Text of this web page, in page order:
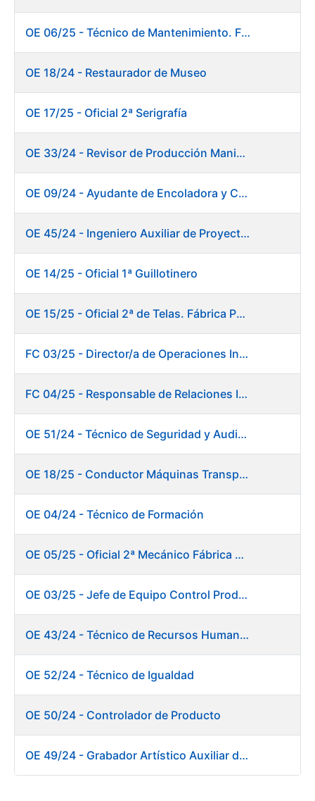
Show/Hide
Show/Hide
OE 06/25 - Técnico de Mantenimiento. Fábrica Papel
OE 18/24 - Restaurador de Museo
OE 17/25 - Oficial 2ª Serigrafía
OE 33/24 - Revisor de Producción Manipulado Timbre
OE 09/24 - Ayudante de Encoladora y Calandra Máquina de Papel
OE 45/24 - Ingeniero Auxiliar de Proyectos. Investigación y Desarrollo
OE 14/25 - Oficial 1ª Guillotinero
OE 15/25 - Oficial 2ª de Telas. Fábrica Papel
FC 03/25 - Director/a de Operaciones Industriales
FC 04/25 - Responsable de Relaciones Institucionales y Coordinación de Presidencia
OE 51/24 - Técnico de Seguridad y Auditoría Informática
OE 18/25 - Conductor Máquinas Transportadoras Elevadoras. Fábrica Papel
OE 04/24 - Técnico de Formación
OE 05/25 - Oficial 2ª Mecánico Fábrica Papel
OE 03/25 - Jefe de Equipo Control Productivo. Fábrica Papel
OE 43/24 - Técnico de Recursos Humanos
OE 52/24 - Técnico de Igualdad
OE 50/24 - Controlador de Producto
OE 49/24 - Grabador Artístico Auxiliar de Originales